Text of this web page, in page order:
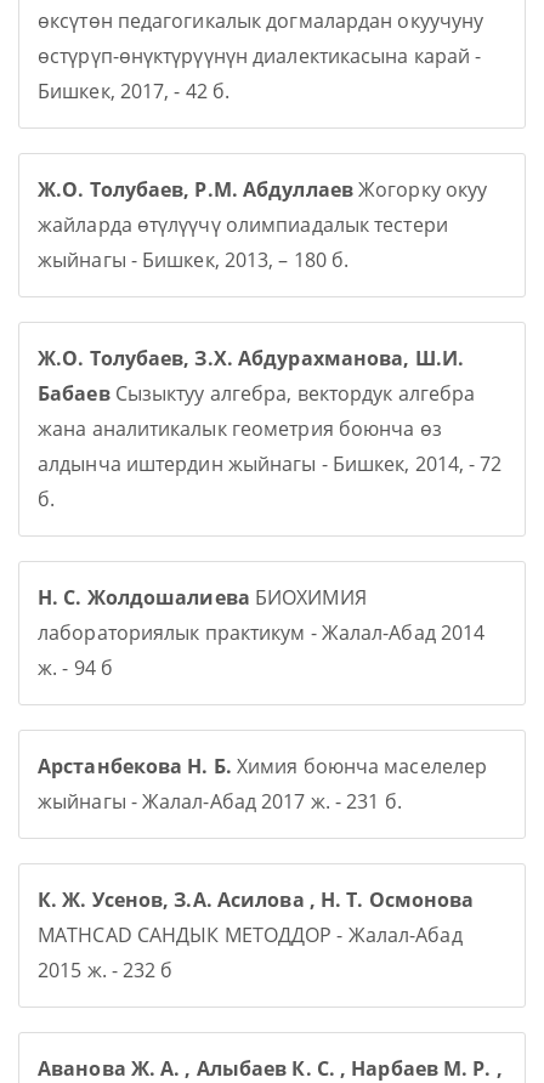
өксүтөн педагогикалык догмалардан окуучуну
өстүрүп-өнүктүрүүнүн диалектикасына карай -
Бишкек, 2017, - 42 б.
Ж.О. Толубаев, Р.М. АбдуллаевЖогорку окуу
жайларда өтүлүүчү олимпиадалык тестери
жыйнагы - Бишкек, 2013, – 180 б.
Ж.О. Толубаев, З.Х. Абдурахманова, Ш.И.
БабаевСызыктуу алгебра, вектордук алгебра
жана аналитикалык геометрия боюнча өз
алдынча иштердин жыйнагы - Бишкек, 2014, - 72
б.
Н. С. Жолдошалиева БИОХИМИЯ
лабораториялык практикум - Жалал-Абад 2014
ж. - 94 б
Арстанбекова Н. Б. Химия боюнча маселелер
жыйнагы - Жалал-Абад 2017 ж. - 231 б.
К. Ж. Усенов, З.А. Асилова , Н. Т. Осмонова
MATHCAD САНДЫК МЕТОДДОР - Жалал-Абад
2015 ж. - 232 б
Аванова Ж. А. , Алыбаев К. С. , Нарбаев М. Р. ,